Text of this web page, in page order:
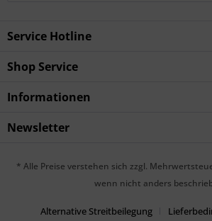
Service Hotline
Shop Service
Informationen
Newsletter
* Alle Preise verstehen sich zzgl.
wenn nicht anders
Alternative Streitbeilegung